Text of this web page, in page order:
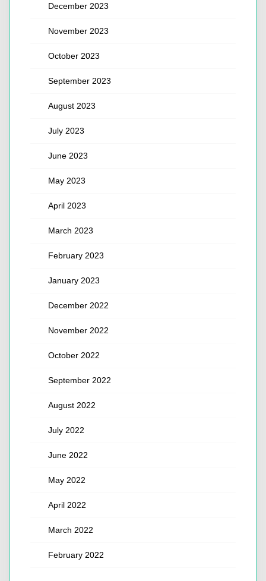
December 2023
November 2023
October 2023
September 2023
August 2023
July 2023
June 2023
May 2023
April 2023
March 2023
February 2023
January 2023
December 2022
November 2022
October 2022
September 2022
August 2022
July 2022
June 2022
May 2022
April 2022
March 2022
February 2022